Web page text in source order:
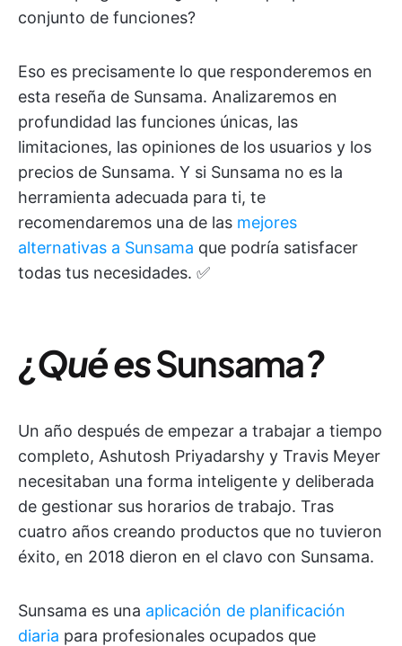
conjunto de funciones?
Eso es precisamente lo que responderemos en
esta reseña de Sunsama. Analizaremos en
profundidad las funciones únicas, las
limitaciones, las opiniones de los usuarios y los
precios de Sunsama. Y si Sunsama no es la
herramienta adecuada para ti, te
recomendaremos una de las mejores
alternativas a Sunsama que podría satisfacer
todas tus necesidades. ✅
¿Qué esSunsama?
Un año después de empezar a trabajar a tiempo
completo, Ashutosh Priyadarshy y Travis Meyer
necesitaban una forma inteligente y deliberada
de gestionar sus horarios de trabajo. Tras
cuatro años creando productos que no tuvieron
éxito, en 2018 dieron en el clavo con Sunsama.
Sunsama es una aplicación de planificación
diaria para profesionales ocupados que